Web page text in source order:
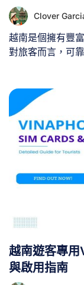
Clover
越南是個擁有豐
對旅客而言，可
關鍵資訊，並比
線。 I、Viettel
先的電信營運商
訊： II. 越南軍
在越南境內擁有
落。作為越南用
全國性的3G與
越南遊客專
與啟用指南